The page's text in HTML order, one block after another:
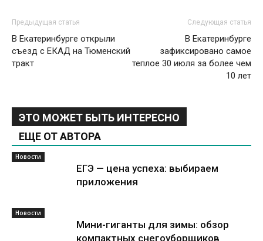
Предыдущая статья
В Екатеринбурге открыли
съезд с ЕКАД на Тюменский
тракт
Следующая статья
В Екатеринбурге
зафиксировано самое
теплое 30 июля за более чем
10 лет
ЭТО МОЖЕТ БЫТЬ ИНТЕРЕСНО
ЕЩЕ ОТ АВТОРА
Новости
ЕГЭ — цена успеха: выбираем
приложения
Новости
Мини-гиганты для зимы: обзор
компактных снегоуборщиков